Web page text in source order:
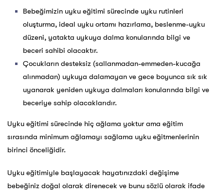
Bebeğimizin uyku eğitimi sürecinde uyku rutinleri
oluşturma, ideal uyku ortamı hazırlama, beslenme-uyku
düzeni, yatakta uykuya dalma konularında bilgi ve
beceri sahibi olacaktır.
Çocukların desteksiz (sallanmadan-emmeden-kucağa
alınmadan) uykuya dalamayan ve gece boyunca sık sık
uyanarak yeniden uykuya dalmaları konularında bilgi ve
beceriye sahip olacaklarıdır.
Uyku eğitimi sürecinde hiç ağlama yoktur ama eğitim
sırasında minimum ağlamayı sağlama uyku eğitmenlerinin
birinci önceliğidir.
Uyku eğitimiyle başlayacak hayatınızdaki değişime
bebeğiniz doğal olarak direnecek ve bunu sözlü olarak ifade